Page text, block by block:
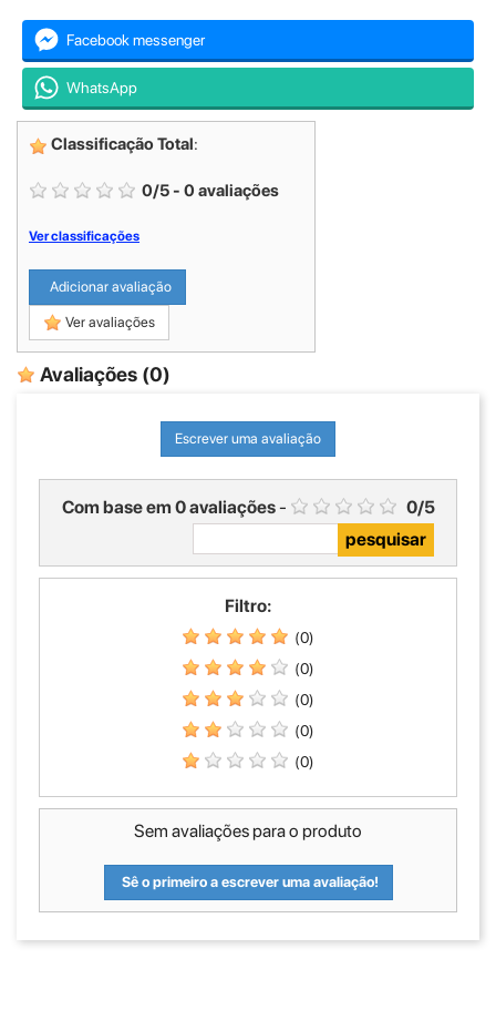
Facebook messenger
WhatsApp
Classificação Total:
0/5 - 0 avaliações
Ver classificações
Adicionar avaliação
Ver avaliações
Avaliações (0)
Escrever uma avaliação
Com base em 0avaliações- 0/5
Filtro:
(0)
(0)
(0)
(0)
(0)
Sem avaliações para o produto
Sê o primeiro a escrever uma avaliação!